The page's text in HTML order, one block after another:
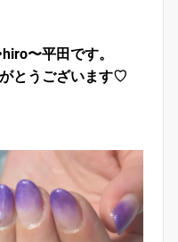
〜平田です。
とうございます♡